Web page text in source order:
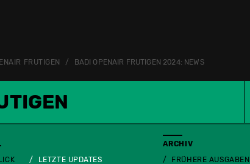
FRUTIGEN BADI OPENAIR FRUTIGEN 2024: NEWS
LETZTE UPDATES
ARCHIV
FRÜHERE AUSGABEN